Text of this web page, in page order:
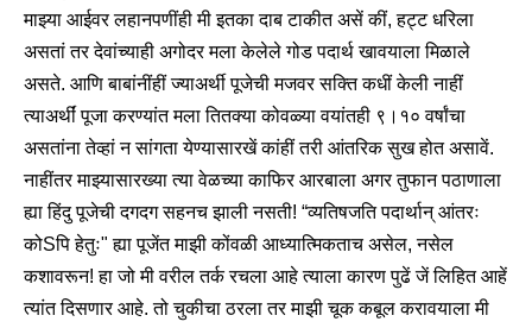
माझ्या आईवर लहानपणींही मी इतका दाब टाकीत असें कीं, हट्ट धरिला
असतां तर देवांच्याही अगोदर मला केलेले गोड पदार्थ खावयाला मिळाले
असते. आणि बाबांनींहीं ज्याअर्थी पूजेची मजवर सक्ति कधीं केली नाहीं
त्याअर्थीं पूजा करण्यांत मला तितक्या कोवळ्या वयांतही ९।१० वर्षांचा
असतांना तेव्हां न सांगता येण्यासारखें कांहीं तरी आंतरिक सुख होत असावें.
नाहींतर माझ्यासारख्या त्या वेळच्या काफिर आरबाला अगर तुफान पठाणाला
ह्या हिंदु पूजेची दगदग सहनच झाली नसती! “व्यतिषजति पदार्थान् आंतरः
कोSपि हेतुः" ह्या पूजेंत माझी कोंवळी आध्यात्मिकताच असेल, नसेल
कशावरून!हा जो मी वरील तर्क रचला आहे त्याला कारण पुढें जें लिहित आहें
त्यांत दिसणार आहे. तो चुकीचा ठरला तर माझी चूक कबूल करावयाला मी